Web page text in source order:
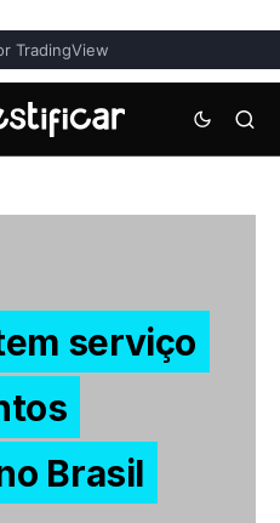
TradingView
serviço
Brasil